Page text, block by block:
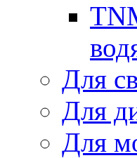
Для
Для
Для